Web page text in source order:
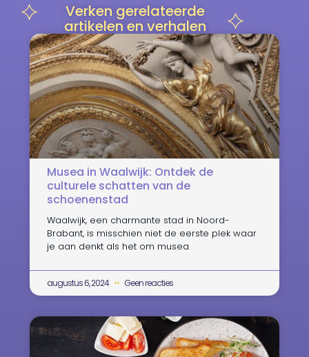
Verken gerelateerde
artikelen en verhalen
Musea in Waalwijk: Ontdek de
culturele schatten van de
schoenenstad
Waalwijk, een charmante stad in Noord-
Brabant, is misschien niet de eerste plek waar
je aan denkt als het om musea
augustus 6, 2024 Geen reacties